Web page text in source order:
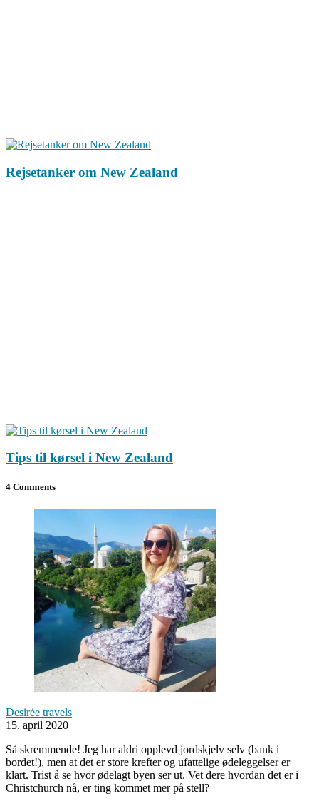
Tips til kørsel i New Zealand
4 Comments
Desirée travels
15. april 2020
Så skremmende! Jeg har aldri opplevd jordskjelv selv (bank i
bordet!), men at det er store krefter og ufattelige ødeleggelser er
klart. Trist å se hvor ødelagt byen ser ut. Vet dere hvordan det er i
Christchurch nå, er ting kommet mer på stell?